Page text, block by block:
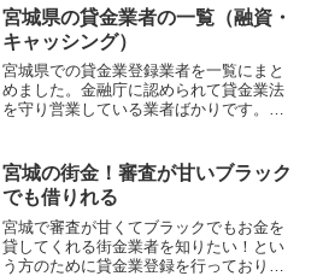
ちてしまったり、過去の金融トラブルで
信用情報ブラックとなってしまった方で
も即日融資でお金を貸してもらえる可能
性がありますよ。ネット申し込みの金融
会社もあります。借金返済などの問題の
解決方法もありますので是非一度参考に
宮城県の貸金業者の一覧（融資・
キャッシング）
宮城県での貸金業登録業者を一覧にまと
めました。金融庁に認められて貸金業法
を守り営業している業者ばかりです。有
した方でも相談に乗ってもらえ、振込融
資などでキャッシングをしてもらうこと
が出来ますよ。WEB申し込み可能な審査
の甘い貸金業者も紹介してますので是非
一度ご覧になってください。
宮城の街金！審査が甘いブラック
でも借りれる
宮城で審査が甘くてブラックでもお金を
貸してくれる街金業者を知りたい！とい
う方のために貸金業登録を行っており安